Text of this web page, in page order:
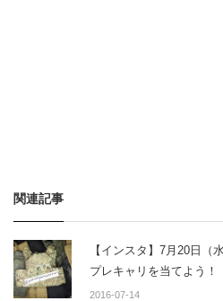
関連記事
【インスタ】7月20日（
プレキャリを当てよう！
2016-07-14